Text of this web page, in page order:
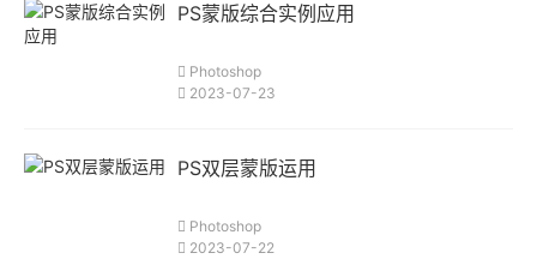
PS蒙版综合实例应用
Photoshop
2023-07-23
PS双层蒙版运用
Photoshop
2023-07-22